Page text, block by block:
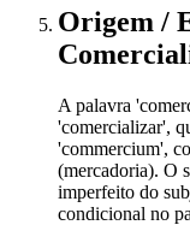
Origem /
A palavra
'comercializar',
'commercium',
(mercadoria). O
imperfeito do
condicional no